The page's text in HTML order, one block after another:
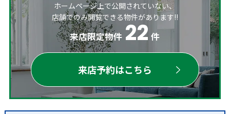
ホームページ上で公開されていない、
店舗でのみ閲覧できる物件があります!!
来店限定物件 22 件
来店予約はこちら